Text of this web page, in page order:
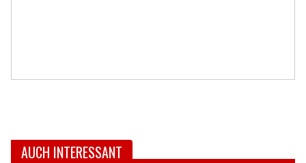
AUCH INTERESSANT